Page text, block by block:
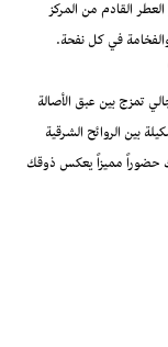
القادم من المركز
في كل نفحة.
تمزج بين عبق الأصالة
بين الروائح الشرقية
حضوراً مميزاً يعكس ذوقك